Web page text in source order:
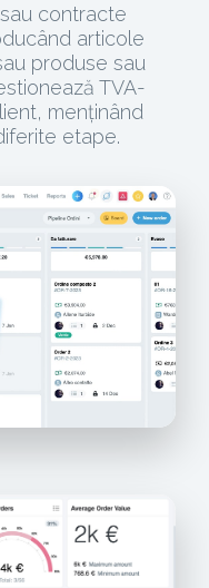
contracte
articole
produse sau
TVA-
menținând
etape.